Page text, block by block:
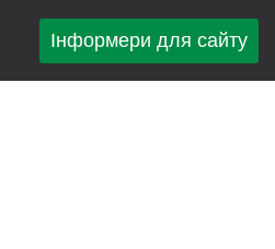
Інформери для сайту